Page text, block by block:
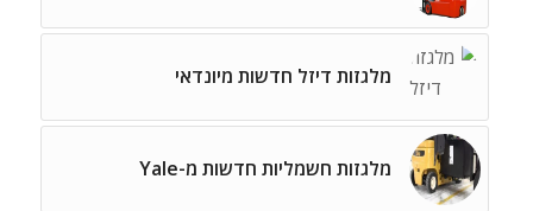
מלגזות דיזל חדשות מיונדאי
מלגזות חשמליות חדשות מ-Yale